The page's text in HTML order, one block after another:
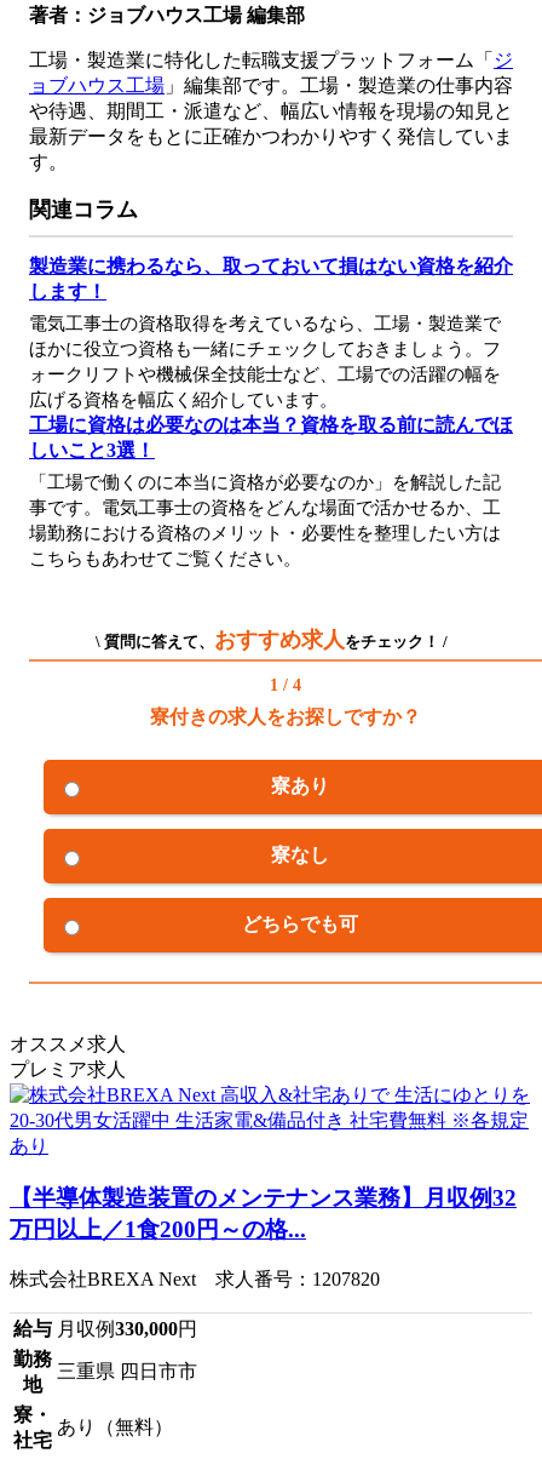
著者：ジョブハウス工場 編集部
工場・製造業に特化した転職支援プラットフォーム「 ジ
ョブハウス工場 」編集部です。工場・製造業の仕事内容
や待遇、期間工・派遣など、幅広い情報を現場の知見と
最新データをもとに正確かつわかりやすく発信していま
す。
関連コラム
製造業に携わるなら、取っておいて損はない資格を紹介
します！
電気工事士の資格取得を考えているなら、工場・製造業で
ほかに役立つ資格も一緒にチェックしておきましょう。フ
ォークリフトや機械保全技能士など、工場での活躍の幅を
広げる資格を幅広く紹介しています。
工場に資格は必要なのは本当？資格を取る前に読んでほ
しいこと3選！
「工場で働くのに本当に資格が必要なのか」を解説した記
事です。電気工事士の資格をどんな場面で活かせるか、工
場勤務における資格のメリット・必要性を整理したい方は
こちらもあわせてご覧ください。
\ 質問に答えて、 おすすめ求人をチェック！ /
1 / 4
寮付きの求人をお探しですか？
寮あり
寮なし
どちらでも可
オススメ求人
プレミア求人
【半導体製造装置のメンテナンス業務】月収例32
万円以上／1食200円～の格...
株式会社BREXA Next 求人番号：1207820
給与 月収例330,000円
勤務
地
三重県 四日市市
寮・
社宅
あり（無料）